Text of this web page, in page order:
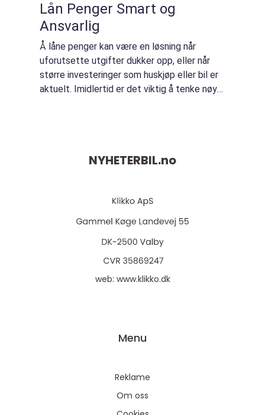
Lån Penger Smart og
Ansvarlig
Å låne penger kan være en løsning når
uforutsette utgifter dukker opp, eller når
større investeringer som huskjøp eller bil er
aktuelt. Imidlertid er det viktig å tenke nøye
NYHETERBIL.no
web: www.klikko.dk
Menu
Reklame
Om oss